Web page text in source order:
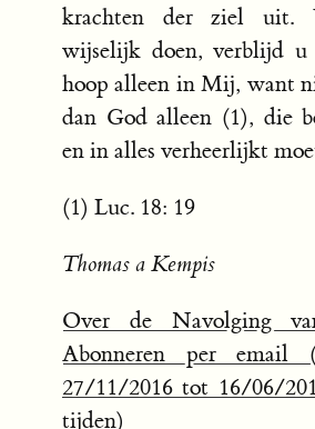
krachten der ziel
wijselijk doen, verblijd
hoop alleen in Mij, want
dan God alleen (1), die
en in alles verheerlijkt
(1) Luc. 18: 19
Thomas a Kempis
Over de Navolging
Abonneren per email
27/11/2016 tot 16/06/
tijden)